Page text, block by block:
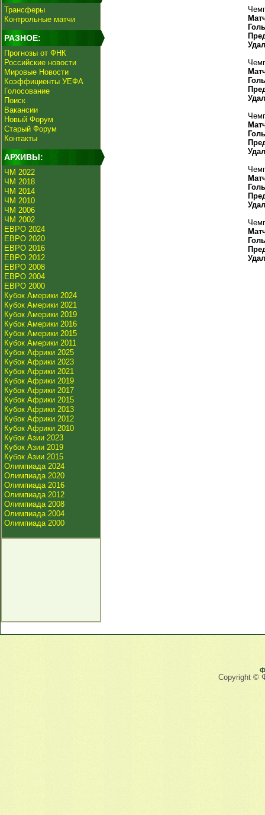
Трансферы
Контрольные матчи
РАЗНОЕ:
Прогнозы от ФНК
Российские новости
Мировые Новости
Коэффициенты УЕФА
Голосование
Поиск
Вакансии
Новый Форум
Старый Форум
Контакты
АРХИВЫ:
ЧМ 2022
ЧМ 2018
ЧМ 2014
ЧМ 2010
ЧМ 2006
ЧМ 2002
ЕВРО 2024
ЕВРО 2020
ЕВРО 2016
ЕВРО 2012
ЕВРО 2008
ЕВРО 2004
ЕВРО 2000
Кубок Америки 2024
Кубок Америки 2021
Кубок Америки 2019
Кубок Америки 2016
Кубок Америки 2015
Кубок Америки 2011
Кубок Африки 2025
Кубок Африки 2023
Кубок Африки 2021
Кубок Африки 2019
Кубок Африки 2017
Кубок Африки 2015
Кубок Африки 2013
Кубок Африки 2012
Кубок Африки 2010
Кубок Азии 2023
Кубок Азии 2019
Кубок Азии 2015
Олимпиада 2024
Олимпиада 2020
Олимпиада 2016
Олимпиада 2012
Олимпиада 2008
Олимпиада 2004
Олимпиада 2000
Copyright ©